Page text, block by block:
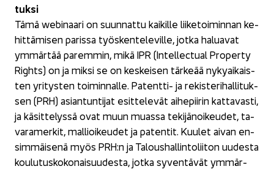
tuk­si
Tämä webinaari on suun­nat­tu kai­kil­le lii­ke­toi­min­nan ke­
hit­tä­mi­sen pa­ris­sa työs­ken­te­le­vil­le, jotka ha­lua­vat
ym­mär­tää pa­rem­min, mikä IPR (In­tel­lec­tual Pro­per­ty
Rights) on ja miksi se on kes­kei­sen tär­ke­ää ny­ky­ai­kais­
ten yri­tys­ten toi­min­nal­le. Patentti-​ ja re­kis­te­ri­hal­li­tuk­
sen (PRH) asian­tun­ti­jat esit­te­le­vät ai­he­pii­rin kat­ta­vas­ti,
ja kä­sit­te­lys­sä ovat muun muas­sa te­ki­jä­noi­keu­det, ta­
va­ra­mer­kit, mal­lioi­keu­det ja pa­ten­tit. Kuu­let aivan en­
sim­mäi­se­nä myös PRH:n ja Ta­lous­hal­lin­to­lii­ton uu­des­ta
kou­lu­tus­ko­ko­nai­suu­des­ta, jotka sy­ven­tä­vät ym­mär­